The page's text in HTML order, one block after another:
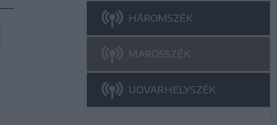
HÁROMSZÉK
MAROSSZÉK
UDVARHELYSZÉK